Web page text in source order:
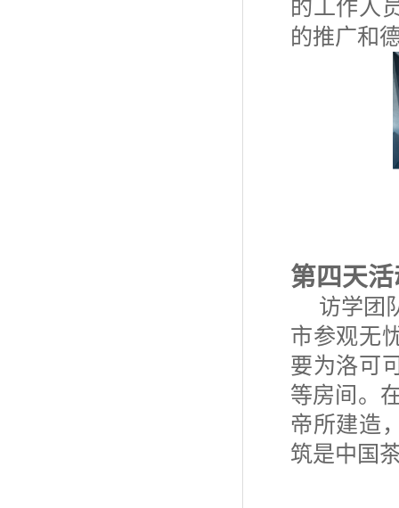
的工作人
的推广和
第四天
访学团
市参观无
要为洛可
等房间。
帝所建造
筑是中国